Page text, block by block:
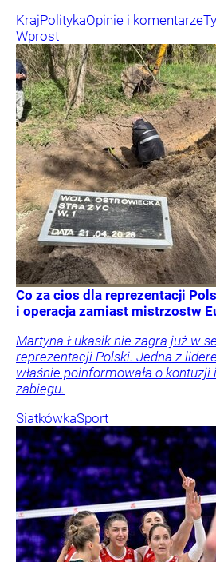
KrajPolitykaOpinie i komentarze
Wprost
Co za cios dla reprezentacji
i operacja zamiast mistrzostw
Martyna Łukasik nie zagra już w
reprezentacji Polski. Jedna z
właśnie poinformowała o
zabiegu.
SiatkówkaSport